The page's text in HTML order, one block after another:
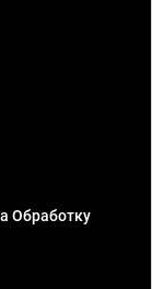
Обработку